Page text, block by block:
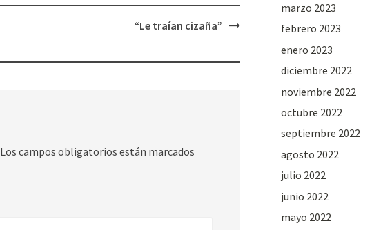
“Le traían cizaña”
Los campos obligatorios están marcados
marzo 2023
febrero 2023
enero 2023
diciembre 2022
noviembre 2022
octubre 2022
septiembre 2022
agosto 2022
julio 2022
junio 2022
mayo 2022